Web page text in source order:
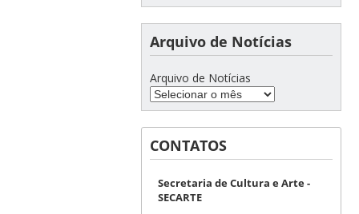
Arquivo de Notícias
Arquivo de Notícias
CONTATOS
Secretaria de Cultura e Arte -
SECARTE